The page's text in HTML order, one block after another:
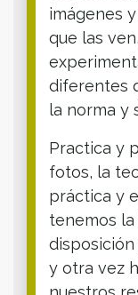
imágenes
que las
diferentes
la norma y
Practica y
fotos, la
práctica y
tenemos
y otra vez